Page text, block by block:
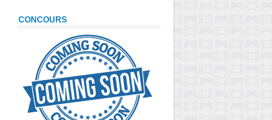
CONCOURS